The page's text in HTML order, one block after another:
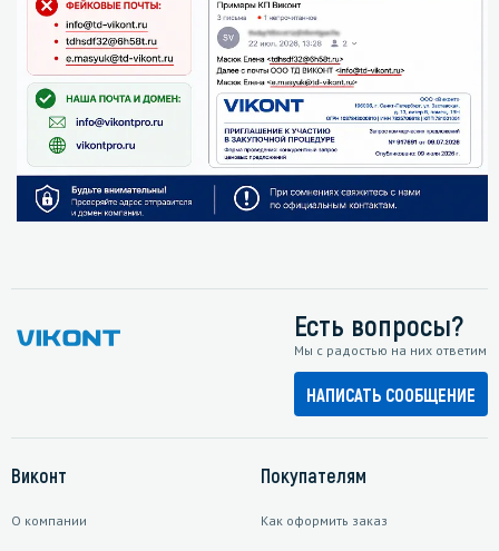
Есть вопросы?
Мы с радостью на них ответим
НАПИСАТЬ СООБЩЕНИЕ
Виконт
О компании
Покупателям
Как оформить заказ